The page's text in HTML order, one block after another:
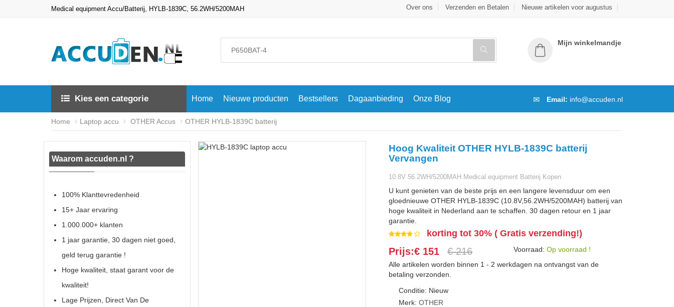
Medical equipment Accu/Batterij, HYLB-1839C, 56.2WH/5200MAH Over ons Verzenden en Betalen Nieuwe artikelen voor augustus
Mijn winkelmandje
Kies een categorie Home Nieuwe producten Bestsellers Dagaanbieding Onze Blog Email: info@accuden.nl
Home Laptop accu OTHER Accus OTHER HYLB-1839C batterij
Waarom accuden.nl ?
100% Klanttevredenheid
15+ Jaar ervaring
1.000.000+ klanten
1 jaar garantie, 30 dagen niet goed,
geld terug garantie !
Hoge kwaliteit, staat garant voor de
kwaliteit!
Lage Prijzen, Direct Van De
Hoog Kwaliteit OTHER HYLB-1839C batterij
Vervangen
10.8V 56.2WH/5200MAH Medical equipment Batterij Kopen
U kunt genieten van de beste prijs en een langere levensduur om een
gloednieuwe OTHER HYLB-1839C (10.8V,56.2WH/5200MAH) batterij van
hoge kwaliteit in Nederland aan te schaffen. 30 dagen retour en 1 jaar
garantie.
korting tot 30% ( Gratis verzending!)
Prijs:€ 151 € 216 Voorraad: Op voorraad !
Alle artikelen worden binnen 1 - 2 werkdagen na ontvangst van de
betaling verzonden.
Conditie: Nieuw
Merk:OTHER